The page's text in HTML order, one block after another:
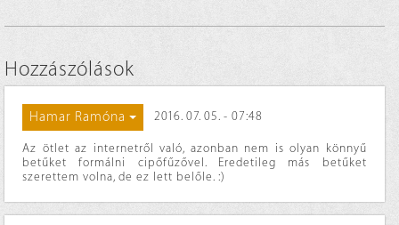
Hozzászólások
Hamar Ramóna 2016. 07. 05. - 07:48
Az ötlet az internetről való, azonban nem is olyan könnyű
betűket formálni cipőfűzővel. Eredetileg más betűket
szerettem volna, de ez lett belőle. :)